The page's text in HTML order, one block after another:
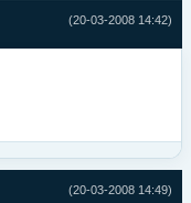
(20-03-2008 14:42)
(20-03-2008 14:49)